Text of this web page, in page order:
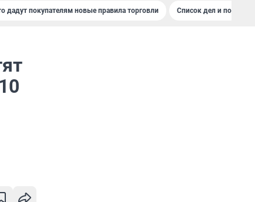
дадут покупателям новые правила торговли Список дел и покупок